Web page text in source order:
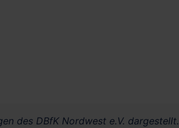
des DBfK Nordwest e.V. dargestellt.